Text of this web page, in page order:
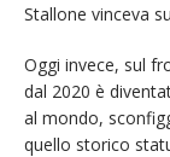
Stallone vinceva
Oggi invece, sul
dal 2020 è
al mondo,
quello storico